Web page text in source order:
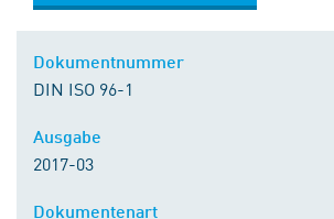
DIN ISO 96-1
2017-03